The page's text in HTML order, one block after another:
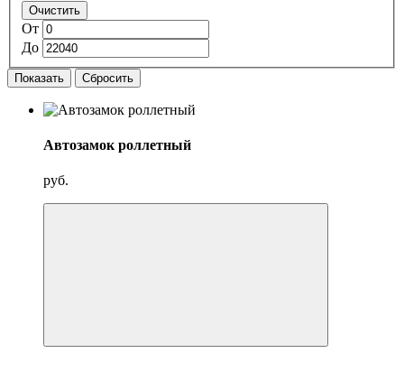
Очистить
От
До
Показать Сбросить
Автозамок роллетный
руб.